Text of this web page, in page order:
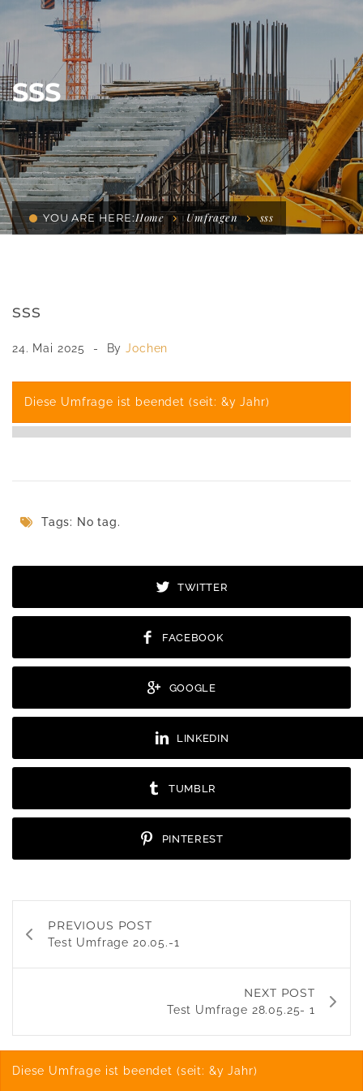
SSS
YOU ARE HERE:Home Umfragen sss
sss
24. Mai 2025 By Jochen
Diese Umfrage ist beendet (seit: &y Jahr)
Tags: No tag.
TWITTER
FACEBOOK
GOOGLE
LINKEDIN
TUMBLR
PINTEREST
PREVIOUS POST
Test Umfrage 20.05.-1
NEXT POST
Test Umfrage 28.05.25- 1
Diese Umfrage ist beendet (seit: &y Jahr)